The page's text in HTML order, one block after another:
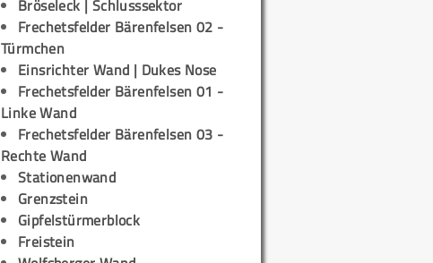
Bröseleck | Schlusssektor
Frechetsfelder Bärenfelsen 02 -
Türmchen
Einsrichter Wand | Dukes Nose
Frechetsfelder Bärenfelsen 01 -
Linke Wand
Frechetsfelder Bärenfelsen 03 -
Rechte Wand
Stationenwand
Grenzstein
Gipfelstürmerblock
Freistein